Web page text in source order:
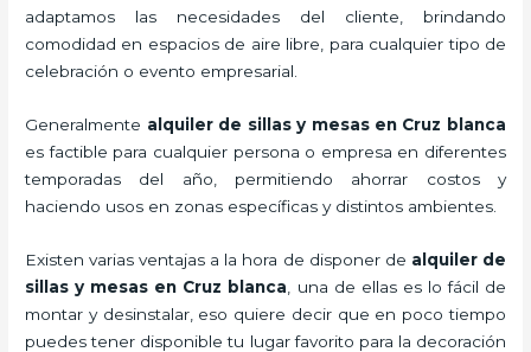
adaptamos las necesidades del cliente, brindando
comodidad en espacios de aire libre, para cualquier tipo de
celebración o evento empresarial.
Generalmente alquiler de sillas y mesasen Cruz blanca
es factible para cualquier persona o empresa en diferentes
temporadas del año, permitiendo ahorrar costos y
haciendo usos en zonas específicas y distintos ambientes.
Existen varias ventajas a la hora de disponer de alquiler de
sillas y mesas en Cruz blanca , una de ellas es lo fácil de
montar y desinstalar, eso quiere decir que en poco tiempo
puedes tener disponible tu lugar favorito para la decoración